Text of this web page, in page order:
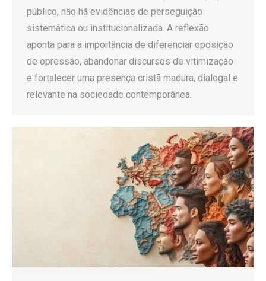
público, não há evidências de perseguição
sistemática ou institucionalizada. A reflexão
aponta para a importância de diferenciar oposição
de opressão, abandonar discursos de vitimização
e fortalecer uma presença cristã madura, dialogal e
relevante na sociedade contemporânea.